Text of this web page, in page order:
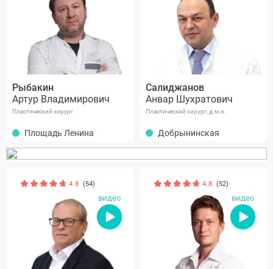
Рыбакин
Артур Владимирович
Пластический хирург
Площадь Ленина
Салиджанов
Анвар Шухратович
Пластический хирург, д.м.н.
Добрынинская
4.8 (54)
видео
4.8 (52)
видео